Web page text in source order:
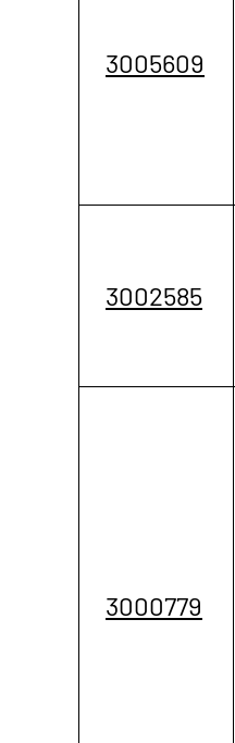
3005609
3002585
3000779